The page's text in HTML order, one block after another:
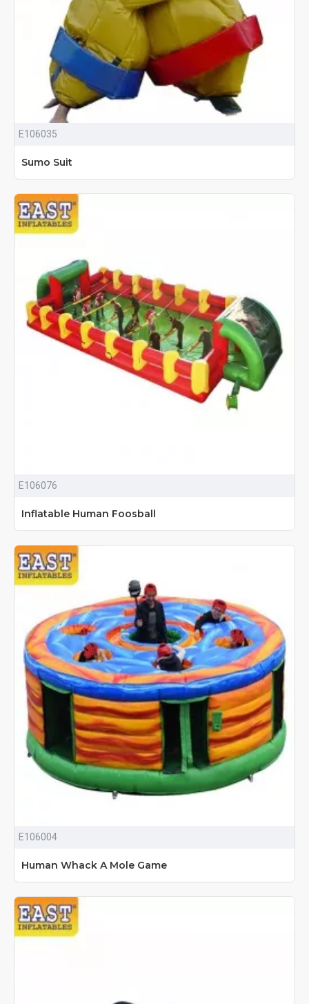
E106035
Sumo Suit
E106076
Inflatable Human Foosball
E106004
Human Whack A Mole Game